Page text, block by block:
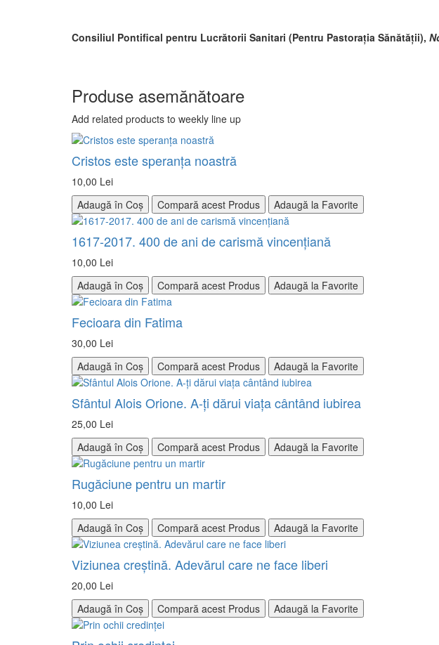
Consiliul Pontifical pentru Lucrătorii Sanitari (Pentru Pastorația Sănătății),
Produse asemănătoare
Add related products to weekly line up
Cristos este speranța noastră
10,00 Lei
Adaugă în Coș
Compară acest Produs Adaugă la Favorite
1617-2017. 400 de ani de carismă vincențiană
10,00 Lei
Adaugă în Coș
Compară acest Produs Adaugă la Favorite
Fecioara din Fatima
30,00 Lei
Adaugă în Coș
Compară acest Produs Adaugă la Favorite
Sfântul Alois Orione. A-ţi dărui viaţa cântând iubirea
25,00 Lei
Adaugă în Coș
Compară acest Produs Adaugă la Favorite
Rugăciune pentru un martir
10,00 Lei
Adaugă în Coș
Compară acest Produs Adaugă la Favorite
Viziunea creştină. Adevărul care ne face liberi
20,00 Lei
Adaugă în Coș
Compară acest Produs Adaugă la Favorite